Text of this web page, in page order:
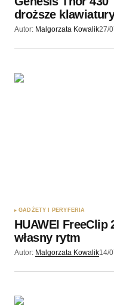
droższe
Autor: Malgorzata Kowalik27/
GADŻETY I PERYFERIA
HUAWEI
własny rytm
Autor: Malgorzata Kowalik14/